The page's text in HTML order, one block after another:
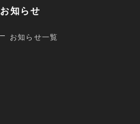
お知らせ
お知らせ一覧